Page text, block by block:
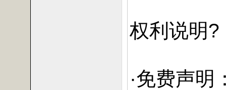
权利说明?
·免费声明